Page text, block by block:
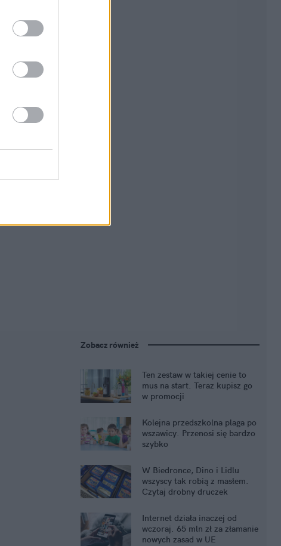
Zobacz również
Ten zestaw w takiej cenie to
mus na start. Teraz kupisz go
w promocji
Kolejna przedszkolna plaga po
wszawicy. Przenosi się bardzo
szybko
W Biedronce, Dino i Lidlu
wszyscy tak robią z masłem.
Czytaj drobny druczek
Internet działa inaczej od
wczoraj. 65 mln zł za złamanie
nowych zasad w UE